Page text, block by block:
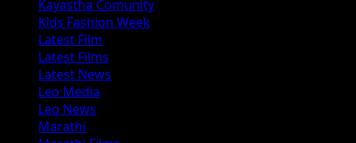
Kayastha Comunity
Kids Fashion Week
Latest Film
Latest Films
Latest News
Leo Media
Leo News
Marathi